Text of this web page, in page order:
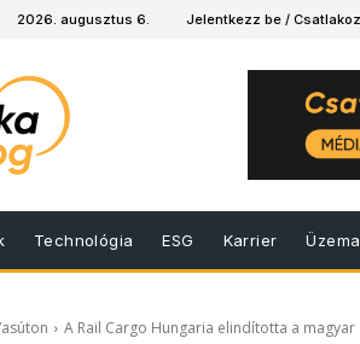
2026. augusztus 6. Jelentkezz be /
Technológia ESG Karrier
A Rail Cargo Hungaria elindította a